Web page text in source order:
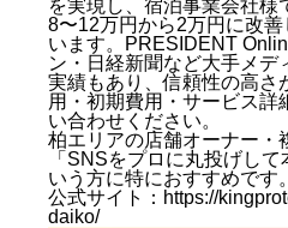
を実現し、宿泊事業会社様
8〜12万円から2万円に改
います。PRESIDENT
ン・日経新聞など大手メデ
実績もあり、信頼性の高さ
用・初期費用・サービス詳
い合わせください。
柏エリアの店舗オーナー・
「SNSをプロに丸投げし
いう方に特におすすめです。
公式サイト： https://
daiko/